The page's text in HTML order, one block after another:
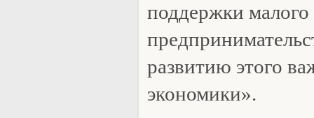
поддержки малого
развитию этого
экономики».